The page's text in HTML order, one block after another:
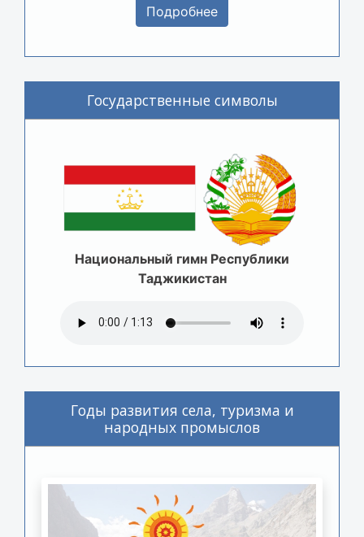
Подробнее
Государственные символы
Национальный гимн Республики
Таджикистан
Годы развития села, туризма и
народных промыслов